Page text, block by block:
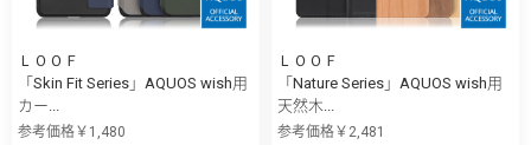
ＬＯＯＦ
「Skin Fit Series」AQUOS wish用
カー...
参考価格￥1,480
ＬＯＯＦ
「Nature Series」AQUOS wish用
天然木...
参考価格￥2,481